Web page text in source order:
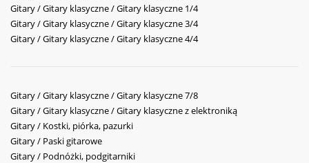
Gitary / Gitary klasyczne / Gitary klasyczne 1/4
Gitary / Gitary klasyczne / Gitary klasyczne 3/4
Gitary / Gitary klasyczne / Gitary klasyczne 4/4
Gitary / Gitary klasyczne / Gitary klasyczne 7/8
Gitary / Gitary klasyczne / Gitary klasyczne z elektroniką
Gitary / Kostki, piórka, pazurki
Gitary / Paski gitarowe
Gitary / Podnóżki, podgitarniki